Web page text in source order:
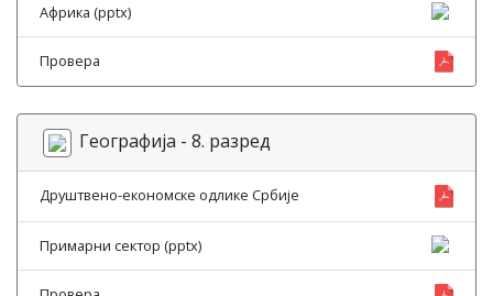
Африка (pptx)
Провера
Географија - 8. разред
Друштвено-економске одлике Србије
Примарни сектор (pptx)